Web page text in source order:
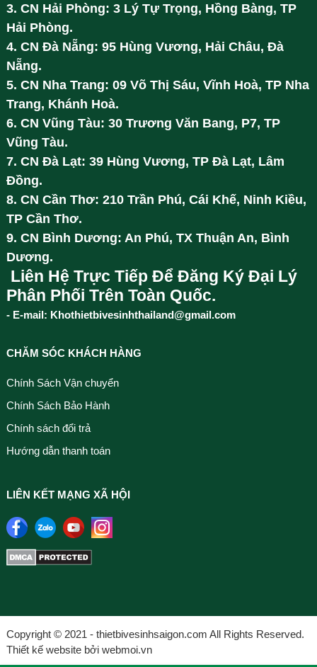
3. CN Hải Phòng: 3 Lý Tự Trọng, Hồng Bàng, TP
Hải Phòng.
4. CN Đà Nẵng: 95 Hùng Vương, Hải Châu, Đà
Nẵng.
5. CN Nha Trang: 09 Võ Thị Sáu, Vĩnh Hoà, TP Nha
Trang, Khánh Hoà.
6. CN Vũng Tàu: 30 Trương Văn Bang, P7, TP
Vũng Tàu.
7. CN Đà Lạt: 39 Hùng Vương, TP Đà Lạt, Lâm
Đồng.
8. CN Cần Thơ: 210 Trần Phú, Cái Khế, Ninh Kiều,
TP Cần Thơ.
9. CN Bình Dương: An Phú, TX Thuận An, Bình
Dương.
Liên Hệ Trực Tiếp Để Đăng Ký Đại Lý
Phân Phối Trên Toàn Quốc.
- E-mail: Khothietbivesinhthailand@gmail.com
CHĂM SÓC KHÁCH HÀNG
Chính Sách Vận chuyển
Chính Sách Bảo Hành
Chính sách đổi trả
Hướng dẫn thanh toán
LIÊN KẾT MẠNG XÃ HỘI
Copyright © 2021 - thietbivesinhsaigon.com All Rights Reserved.
Thiết kế website bởi webmoi.vn